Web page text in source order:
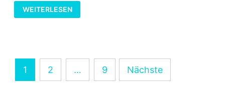
JAMIE
OLIVERS
„GENIAL
INSPIRATION
UND
TIPPS
WEITERLESEN
Seitennummerierung
der
1 2 … 9 Nächste